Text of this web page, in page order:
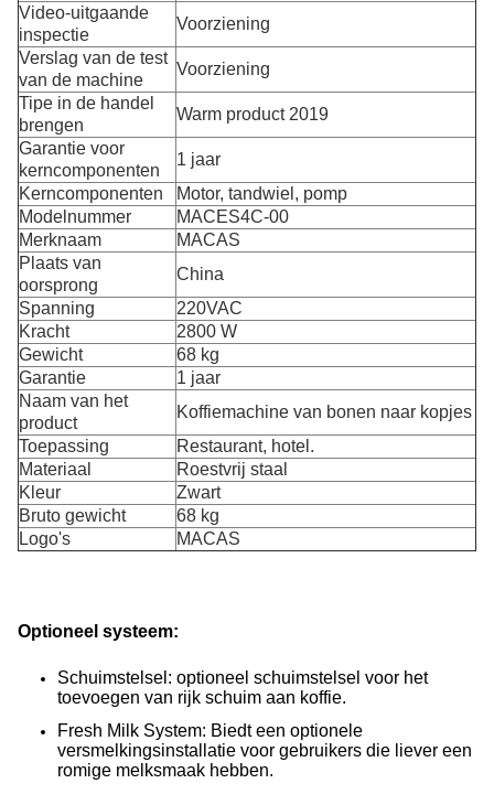
Video-uitgaande
inspectie
Voorziening
Verslag van de test
van de machine
Voorziening
Tipe in de handel
brengen
Warm product 2019
Garantie voor
kerncomponenten
1 jaar
Kerncomponenten
Motor, tandwiel, pomp
Modelnummer
MACES4C-00
Merknaam
MACAS
Plaats van
oorsprong
China
Spanning
220VAC
Kracht
2800 W
Gewicht
68 kg
Garantie
1 jaar
Naam van het
product
Koffiemachine van bonen naar kopjes
Toepassing
Restaurant, hotel.
Materiaal
Roestvrij staal
Kleur
Zwart
Bruto gewicht
68 kg
Logo's
MACAS
Optioneel systeem:
Schuimstelsel: optioneel schuimstelsel voor het
toevoegen van rijk schuim aan koffie.
Fresh Milk System: Biedt een optionele
versmelkingsinstallatie voor gebruikers die liever een
romige melksmaak hebben.